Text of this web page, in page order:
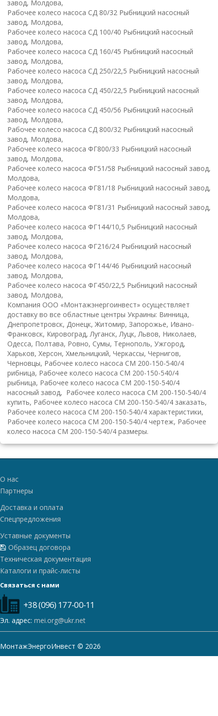
завод, Молдова,
Рабочее колесо насоса СД 80/32 Рыбницкий насосный
завод, Молдова,
Рабочее колесо насоса СД 100/40 Рыбницкий насосный
завод, Молдова,
Рабочее колесо насоса СД 160/45 Рыбницкий насосный
завод, Молдова,
Рабочее колесо насоса СД 250/22,5 Рыбницкий насосный
завод, Молдова,
Рабочее колесо насоса СД 450/22,5 Рыбницкий насосный
завод, Молдова,
Рабочее колесо насоса СД 450/56 Рыбницкий насосный
завод, Молдова,
Рабочее колесо насоса СД 800/32 Рыбницкий насосный
завод, Молдова,
Рабочее колесо насоса ФГ800/33 Рыбницкий насосный
завод, Молдова,
Рабочее колесо насоса ФГ51/58 Рыбницкий насосный завод,
Молдова,
Рабочее колесо насоса ФГ81/18 Рыбницкий насосный завод,
Молдова,
Рабочее колесо насоса ФГ81/31 Рыбницкий насосный завод,
Молдова,
Рабочее колесо насоса ФГ144/10,5 Рыбницкий насосный
завод, Молдова,
Рабочее колесо насоса ФГ216/24 Рыбницкий насосный
завод, Молдова,
Рабочее колесо насоса ФГ144/46 Рыбницкий насосный
завод, Молдова,
Рабочее колесо насоса ФГ450/22,5 Рыбницкий насосный
завод, Молдова,
Компания ООО «Монтажэнергоинвест» осуществляет
доставку во все областные центры Украины: Винница,
Днепропетровск, Донецк, Житомир, Запорожье, Ивано-
Франковск, Кировоград, Луганск, Луцк, Львов, Николаев,
Одесса, Полтава, Ровно, Сумы, Тернополь, Ужгород,
Харьков, Херсон, Хмельницкий, Черкассы, Чернигов,
Черновцы, Рабочее колесо насоса СМ 200-150-540/4
рибница, Рабочее колесо насоса СМ 200-150-540/4
рыбница, Рабочее колесо насоса СМ 200-150-540/4
насосный завод, Рабочее колесо насоса СМ 200-150-540/4
купить, Рабочее колесо насоса СМ 200-150-540/4 заказать,
Рабочее колесо насоса СМ 200-150-540/4 характеристики,
Рабочее колесо насоса СМ 200-150-540/4 чертеж, Рабочее
колесо насоса СМ 200-150-540/4 размеры.
О нас
Партнеры
Доставка и оплата
Спецпредложения
Уставные документы
Образец договора
Техническая документация
Каталоги и прайс-листы
Связаться с нами
+38 (096) 177-00-11
Эл. адрес: mei.org@ukr.net
МонтажЭнергоИнвест © 2026